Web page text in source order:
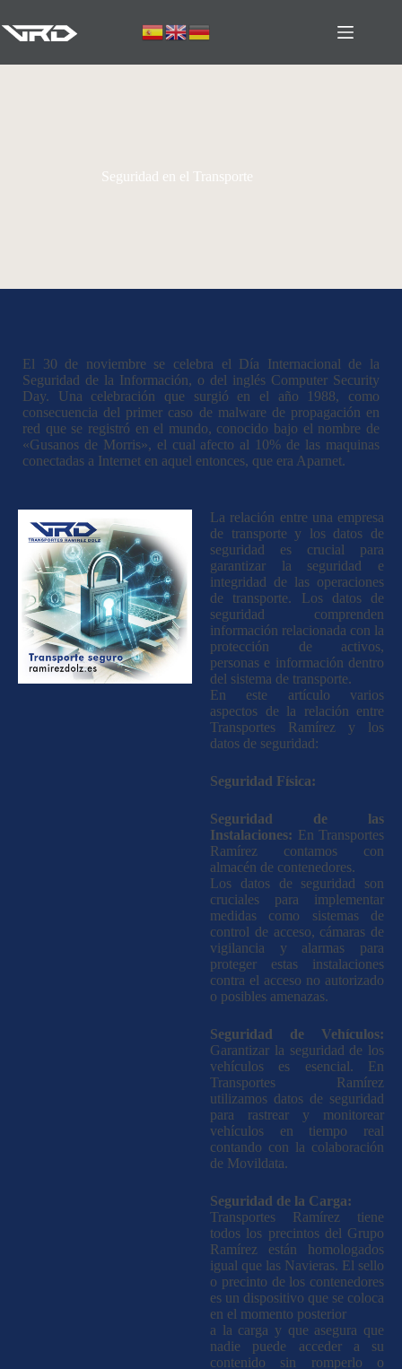
Seguridad en el Transporte
El 30 de noviembre se celebra el Día Internacional de la
Seguridad de la Información, o del inglés Computer Security
Day. Una celebración que surgió en el año 1988, como
consecuencia del primer caso de malware de propagación en
red que se registró en el mundo, conocido bajo el nombre de
«Gusanos de Morris», el cual afecto al 10% de las maquinas
conectadas a Internet en aquel entonces, que era Aparnet.
La relación entre una empresa
de transporte y los datos de
seguridad es crucial para
garantizar la seguridad e
integridad de las operaciones
de transporte. Los datos de
seguridad comprenden
información relacionada con la
protección de activos,
personas e información dentro
del sistema de transporte.
En este artículo varios
aspectos de la relación entre
Transportes Ramírez y los
datos de seguridad:
Seguridad Física:
Seguridad de las
Instalaciones: En Transportes
Ramírez contamos con
almacén de contenedores.
Los datos de seguridad son
cruciales para implementar
medidas como sistemas de
control de acceso, cámaras de
vigilancia y alarmas para
proteger estas instalaciones
contra el acceso no autorizado
o posibles amenazas.
Seguridad de Vehículos:
Garantizar la seguridad de los
vehículos es esencial. En
Transportes Ramírez
utilizamos datos de seguridad
para rastrear y monitorear
vehículos en tiempo real
contando con la colaboración
de Movildata.
Seguridad de la Carga:
Transportes Ramírez tiene
todos los precintos del Grupo
Ramírez están homologados
igual que las Navieras. El sello
o precinto de los contenedores
es un dispositivo que se coloca
en el momento posterior
a la carga y que asegura que
nadie puede acceder a su
contenido sin romperlo o